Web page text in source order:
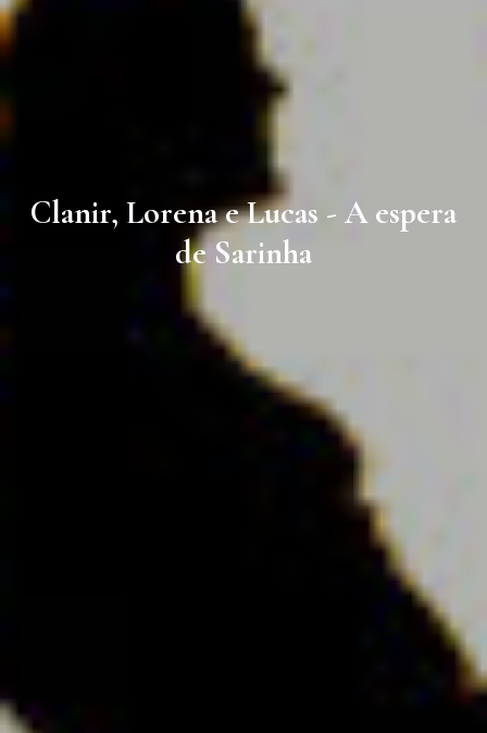
Clanir, Lorena e Lucas - A espera
de Sarinha